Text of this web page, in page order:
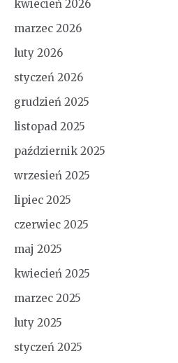
kwiecień 2026
marzec 2026
luty 2026
styczeń 2026
grudzień 2025
listopad 2025
październik 2025
wrzesień 2025
lipiec 2025
czerwiec 2025
maj 2025
kwiecień 2025
marzec 2025
luty 2025
styczeń 2025